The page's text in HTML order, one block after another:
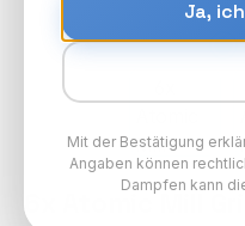
6x Atomic Mill
Ja,
Mit der Bestätigung
Angaben können
Dampfen kann